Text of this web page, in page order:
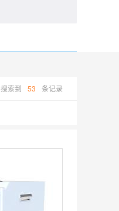
搜索到 53 条记录